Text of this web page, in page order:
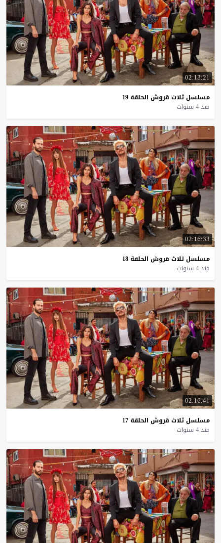
02:13:21
مسلسل ثلاث قروش الحلقة 19
منذ 4 سنوات
02:16:33
مسلسل ثلاث قروش الحلقة 18
منذ 4 سنوات
02:16:41
مسلسل ثلاث قروش الحلقة 17
منذ 4 سنوات